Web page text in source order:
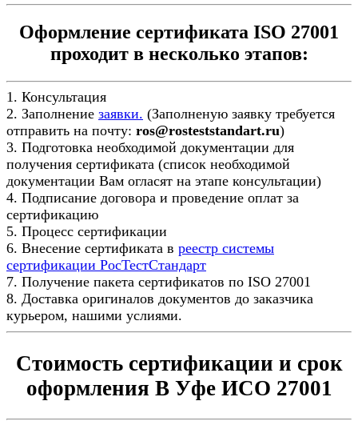
Оформление сертификата ISO 27001
проходит в несколько этапов:
1. Консультация
2. Заполнение заявки. (Заполненую заявку требуется
отправить на почту: ros@rosteststandart.ru)
3. Подготовка необходимой документации для
получения сертификата (список необходимой
документации Вам огласят на этапе консультации)
4. Подписание договора и проведение оплат за
сертификацию
5. Процесс сертификации
6. Внесение сертификата в реестр системы
сертификации РосТестСтандарт
7. Получение пакета сертификатов по ISO 27001
8. Доставка оригиналов документов до заказчика
курьером, нашими услиями.
Стоимость сертификации и срок
оформления В Уфе ИСО 27001